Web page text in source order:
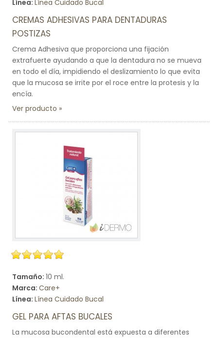
Línea: Línea Cuidado Bucal
CREMAS ADHESIVAS PARA DENTADURAS
POSTIZAS
Crema Adhesiva que proporciona una fijación
extrafuerte ayudando a que la dentadura no se mueva
en todo el día, impidiendo el deslizamiento lo que evita
que la mucosa se irrite por el roce entre la protesis y la
encía.
Ver producto
Tamaño: 10 ml.
Marca: Care+
Línea: Línea Cuidado Bucal
GEL PARA AFTAS BUCALES
La mucosa bucondental está expuesta a diferentes